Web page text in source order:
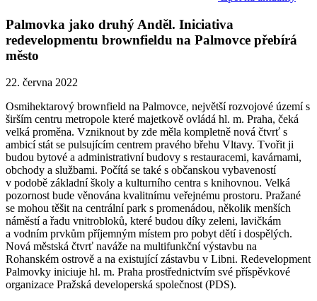
Palmovka jako druhý Anděl. Iniciativa
redevelopmentu brownfieldu na Palmovce přebírá
město
22. června 2022
Osmihektarový brownfield na Palmovce, největší rozvojové území s
širším centru metropole které majetkově ovládá hl. m. Praha, čeká
velká proměna. Vzniknout by zde měla kompletně nová čtvrť s
ambicí stát se pulsujícím centrem pravého břehu Vltavy. Tvořit ji
budou bytové a administrativní budovy s restauracemi, kavárnami,
obchody a službami. Počítá se také s občanskou vybaveností
v podobě základní školy a kulturního centra s knihovnou. Velká
pozornost bude věnována kvalitnímu veřejnému prostoru. Pražané
se mohou těšit na centrální park s promenádou, několik menších
náměstí a řadu vnitrobloků, které budou díky zeleni, lavičkám
a vodním prvkům příjemným místem pro pobyt dětí i dospělých.
Nová městská čtvrť naváže na multifunkční výstavbu na
Rohanském ostrově a na existující zástavbu v Libni. Redevelopment
Palmovky iniciuje hl. m. Praha prostřednictvím své příspěvkové
organizace Pražská developerská společnost (PDS).